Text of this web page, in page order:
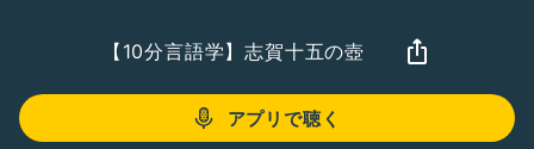
【10分言語学】志賀十五の壺
アプリで聴く